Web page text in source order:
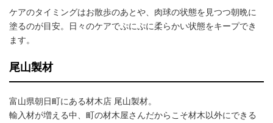
ケアのタイミングはお散歩のあとや、肉球の状態を見つつ朝晩に
塗るのが目安。日々のケアでぷにぷに柔らかい状態をキープでき
ます。
尾山製材
富山県朝日町にある材木店 尾山製材。
輸入材が増える中、町の材木屋さんだからこそ材木以外にできる